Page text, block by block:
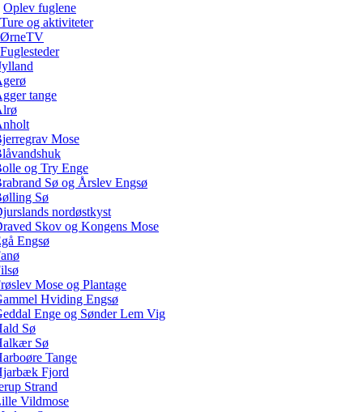
Oplev fuglene
Ture og aktiviteter
ØrneTV
Fuglesteder
tange
Mose
og Try Enge
Sø og Årslev Engsø
Sø
nordøstkyst
Skov og Kongens Mose
Engsø
Mose og Plantage
Hviding Engsø
Enge og Sønder Lem Vig
Sø
Sø
Tange
Fjord
Strand
Vildmose